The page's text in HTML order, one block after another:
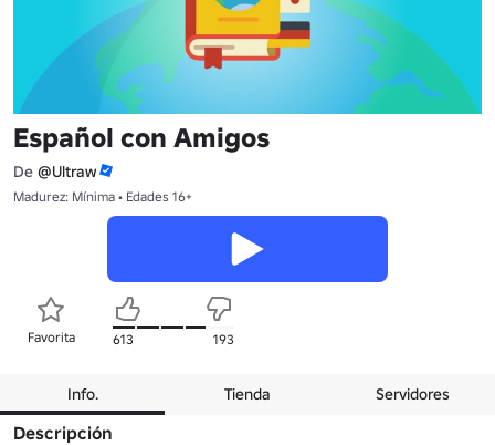
Español con Amigos
De @Ultraw
Madurez: Mínima • Edades 16+
Favorita 613 193
Info. Tienda Servidores
Descripción